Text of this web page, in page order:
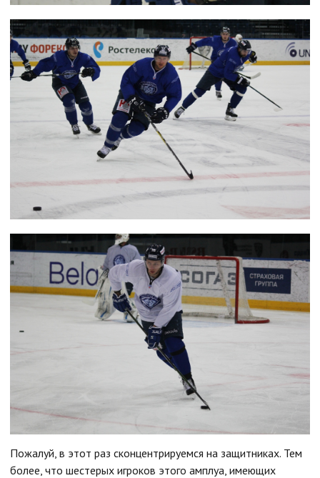
Пожалуй, в этот раз сконцентрируемся на защитниках. Тем
более, что шестерых игроков этого амплуа, имеющих